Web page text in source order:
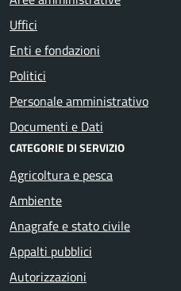
Uffici
Enti e fondazioni
Politici
Personale amministrativo
Documenti e Dati
CATEGORIE DI SERVIZIO
Agricoltura e pesca
Ambiente
Anagrafe e stato civile
Appalti pubblici
Autorizzazioni